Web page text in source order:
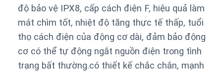
độ bảo vệ IPX8, cấp cách điện F, hiệu quả làm
mát chìm tốt, nhiệt độ tăng thực tế thấp, tuổi
thọ cách điện của động cơ dài, đảm bảo động
cơ có thể tự động ngắt nguồn điện trong tình
trạng bất thường.có thiết kế chắc chắn, mạnh